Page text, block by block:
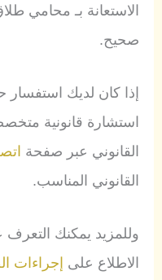
الاستعانة بـ محامي
صحيح.
إذا كان لديك استفسار
استشارة قانونية
القانوني عبر صفحة
القانوني المناسب.
وللمزيد يمكنك
الاطلاع على إجراءات